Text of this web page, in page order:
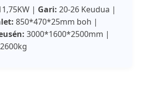
| Gari: 20-26 Keudua |
850*470*25mm boh |
3000*1600*2500mm |
2600kg